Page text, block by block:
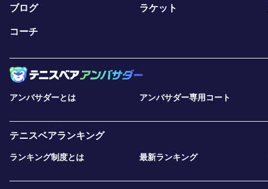
ブログ ラケット
コーチ
アンバサダーとは アンバサダー専用コート
テニスベアランキング
ランキング制度とは 最新ランキング